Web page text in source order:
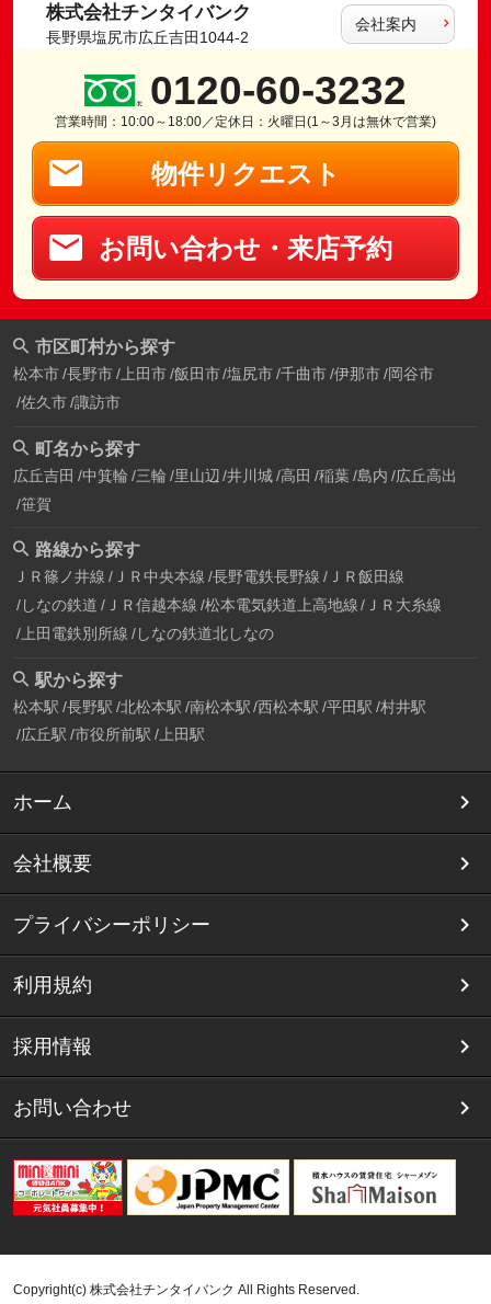
株式会社チンタイバンク
長野県塩尻市広丘吉田1044-2
会社案内
0120-60-3232
営業時間：10:00～18:00／定休日：火曜日(1～3月は無休で営業)
物件リクエスト
お問い合わせ・来店予約
市区町村から探す
松本市 長野市 上田市 飯田市 塩尻市 千曲市 伊那市 岡谷市
佐久市 諏訪市
町名から探す
広丘吉田 中箕輪 三輪 里山辺 井川城 高田 稲葉 島内 広丘高出
笹賀
路線から探す
ＪＲ篠ノ井線 ＪＲ中央本線 長野電鉄長野線 ＪＲ飯田線
しなの鉄道 ＪＲ信越本線 松本電気鉄道上高地線
ＪＲ大糸線
上田電鉄別所線 しなの鉄道北しなの
駅から探す
松本駅 長野駅 北松本駅 南松本駅 西松本駅 平田駅 村井駅
広丘駅 市役所前駅 上田駅
ホーム
会社概要
プライバシーポリシー
利用規約
採用情報
お問い合わせ
Copyright(c) 株式会社チンタイバンク All Rights Reserved.